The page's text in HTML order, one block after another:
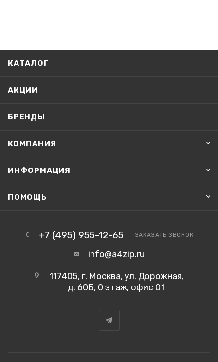
КАТАЛОГ
АКЦИИ
БРЕНДЫ
КОМПАНИЯ
ИНФОРМАЦИЯ
ПОМОЩЬ
+7 (495) 955-12-65 ЗАКАЗАТЬ ЗВОНОК
info@a4zip.ru
117405, г. Москва, ул. Дорожная,
д. 60Б, 0 этаж, офис 01